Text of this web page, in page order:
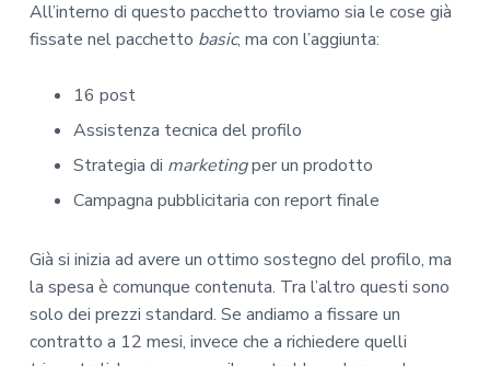
All’interno di questo pacchetto troviamo sia le cose già
fissate nel pacchetto basic, ma con l’aggiunta:
16 post
Assistenza tecnica del profilo
Strategia di marketingper un prodotto
Campagna pubblicitaria con report finale
Già si inizia ad avere un ottimo sostegno del profilo, ma
la spesa è comunque contenuta. Tra l’altro questi sono
solo dei prezzi standard. Se andiamo a fissare un
contratto a 12 mesi, invece che a richiedere quelli